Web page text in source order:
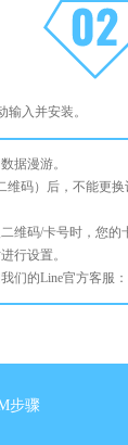
输入并安装。
据漫游。
维码）后，不能更
维码/卡号时，您
行设置。
们的Line官方客服：
步骤